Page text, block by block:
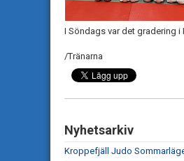
I Söndags var det gradering
/Tränarna
Nyhetsarkiv
Kroppefjäll Judo